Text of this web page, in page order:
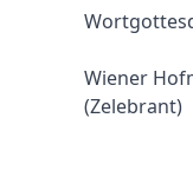
Wiener
(Zelebrant)